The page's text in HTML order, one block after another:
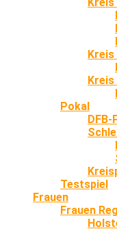
Kreis
Pokal
DFB-
Testspiel
Frauen
Frauen